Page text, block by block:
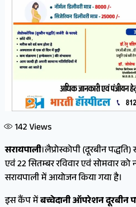
142Views
सरायपाली।लैप्रोस्कोपी (दूरबीन
एवं 22 सितम्बर रविवार एवं सोमवार को
सरायपाली में आयोजन किया गया है।
इस कैंप मेंबच्चेदानी ऑपरेशन दूरबीन